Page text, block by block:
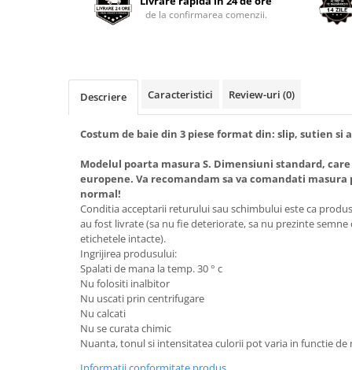
de la confirmarea comenzii.
Descriere Caracteristici Review-uri (0)
Costum de baie din 3 piese format din: slip, sutien si
Modelul poarta masura S. Dimensiuni standard,
europene. Va recomandam sa va comandati
normal!
Conditia acceptarii returului sau schimbului este ca
au fost livrate (sa nu fie deteriorate, sa nu prezinte
etichetele intacte).
Ingrijirea produsului:
Spalati de mana la temp. 30 ° c
Nu folositi inalbitor
Nu uscati prin centrifugare
Nu calcati
Nu se curata chimic
Nuanta, tonul si intensitatea culorii pot varia in functie de